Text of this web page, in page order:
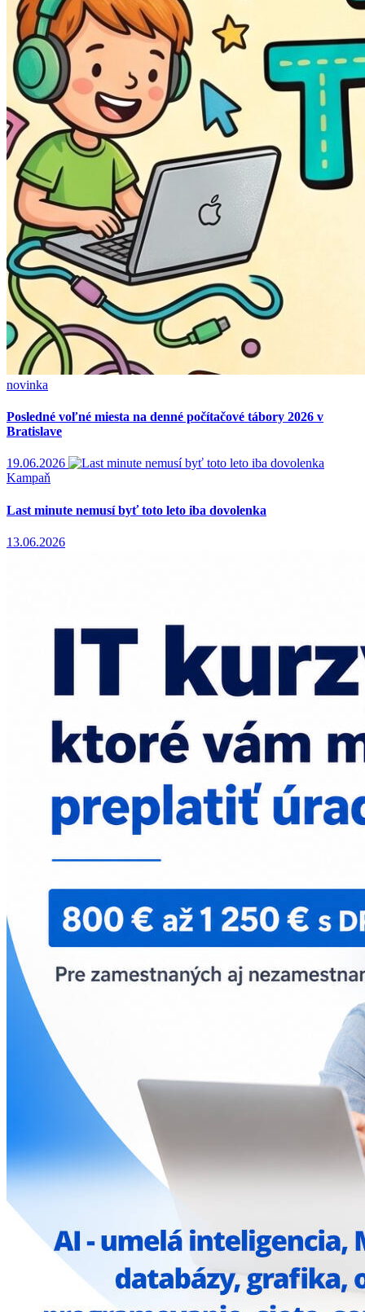
novinka
Posledné voľné miesta na denné počítačové tábory 2026 v
Bratislave
19.06.2026
Kampaň
Last minute nemusí byť toto leto iba dovolenka
13.06.2026